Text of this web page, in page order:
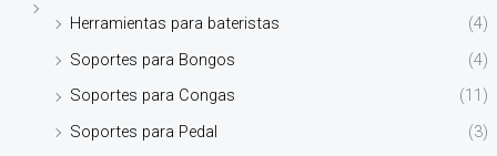
Herramientas para bateristas
(4)
Soportes para Bongos
(4)
Soportes para Congas
(11)
Soportes para Pedal
(3)